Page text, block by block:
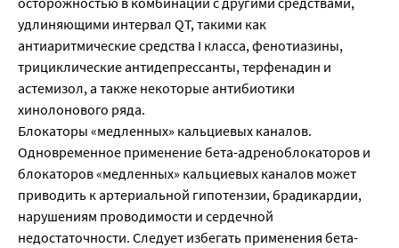
удлиняющими интервал QT, такими как
антиаритмические средства I класса, фенотиазины,
трициклические антидепрессанты, терфенадин и
астемизол, а также некоторые антибиотики
хинолонового ряда.
Блокаторы «медленных» кальциевых каналов.
Одновременное применение бета-адреноблокаторов и
блокаторов «медленных» кальциевых каналов может
приводить к артериальной гипотензии, брадикардии,
нарушениям проводимости и сердечной
недостаточности. Следует избегать применения бета-